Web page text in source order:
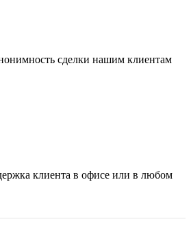
сделки нашим клиентам
клиента в офисе или в любом